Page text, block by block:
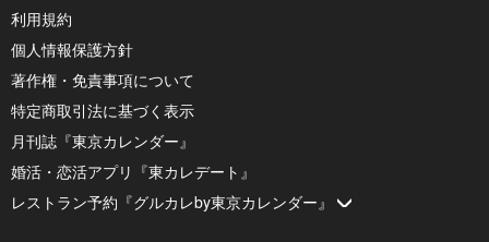
利用規約
個人情報保護方針
著作権・免責事項について
特定商取引法に基づく表示
月刊誌『東京カレンダー』
婚活・恋活アプリ『東カレデート』
レストラン予約『グルカレby東京カレンダー』